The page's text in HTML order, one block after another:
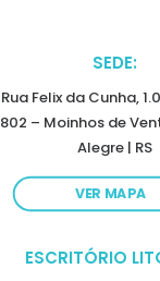
SEDE:
Rua Felix da Cunha,
802 – Moinhos de
Alegre | RS
VER MAPA
ESCRITÓRIO